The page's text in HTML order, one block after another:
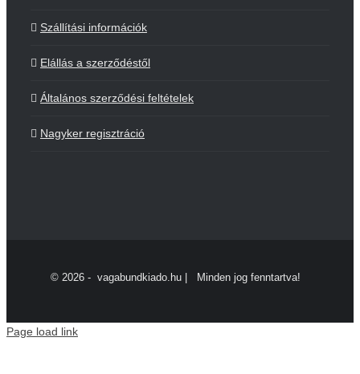
Szállítási információk
Elállás a szerződéstől
Általános szerződési feltételek
Nagyker regisztráció
© 2026 - vagabundkiado.hu | Minden jog fenntartva!
Page load link